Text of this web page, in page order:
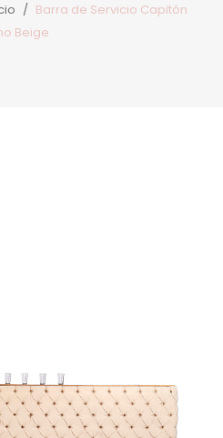
/ Barra de Servicio Capitón
Beige